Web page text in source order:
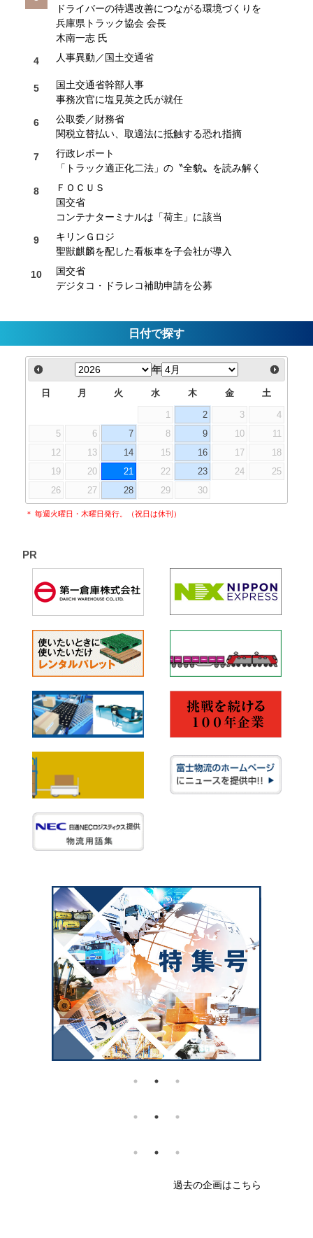
ドライバーの待遇改善につながる環境づくりを
兵庫県トラック協会 会長
木南一志 氏
人事異動／国土交通省
国土交通省幹部人事
事務次官に塩見英之氏が就任
公取委／財務省
関税立替払い、取適法に抵触する恐れ指摘
行政レポート
「トラック適正化二法」の〝全貌〟を読み解く
ＦＯＣＵＳ
国交省
コンテナターミナルは「荷主」に該当
キリンＧロジ
聖獣麒麟を配した看板車を子会社が導入
国交省
デジタコ・ドラレコ補助申請を公募
日付で探す
年
日 月 火 水 木 金 土
1 2 3
4
5
6 7 8 9 10
11
12
13 14 15 16 17
18
19
20 21 22 23 24
25
26
27 28 29 30
＊ 毎週火曜日・木曜日発行。（祝日は休刊）
過去の企画はこちら